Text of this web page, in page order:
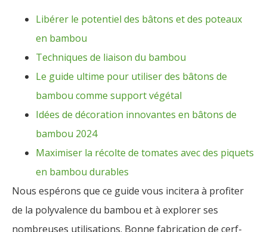
Libérer le potentiel des bâtons et des poteaux
en bambou
Techniques de liaison du bambou
Le guide ultime pour utiliser des bâtons de
bambou comme support végétal
Idées de décoration innovantes en bâtons de
bambou 2024
Maximiser la récolte de tomates avec des piquets
en bambou durables
Nous espérons que ce guide vous incitera à profiter
de la polyvalence du bambou et à explorer ses
nombreuses utilisations. Bonne fabrication de cerf-